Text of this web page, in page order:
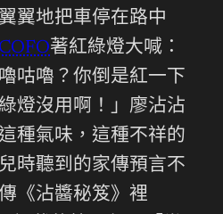
翼地把車停在路中
COFO著紅綠燈大喊：
咕嚕？你倒是紅一下
燈沒用啊！」廖沾沾
種氣味，這種不祥的
時聽到的家傳預言不
《沾醬秘笈》裡